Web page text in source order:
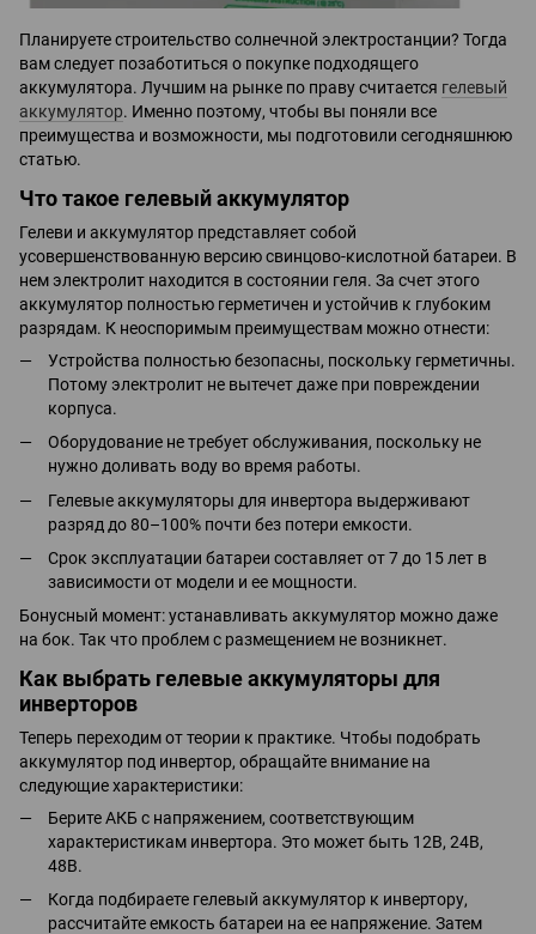
Планируете строительство солнечной электростанции? Тогда
вам следует позаботиться о покупке подходящего
аккумулятора. Лучшим на рынке по праву считается гелевый
аккумулятор. Именно поэтому, чтобы вы поняли все
преимущества и возможности, мы подготовили сегодняшнюю
статью.
Что такое гелевый аккумулятор
Гелеви и аккумулятор представляет собой
усовершенствованную версию свинцово-кислотной батареи. В
нем электролит находится в состоянии геля. За счет этого
аккумулятор полностью герметичен и устойчив к глубоким
разрядам. К неоспоримым преимуществам можно отнести:
Устройства полностью безопасны, поскольку герметичны.
Потому электролит не вытечет даже при повреждении
корпуса.
Оборудование не требует обслуживания, поскольку не
нужно доливать воду во время работы.
Гелевые аккумуляторы для инвертора выдерживают
разряд до 80–100% почти без потери емкости.
Срок эксплуатации батареи составляет от 7 до 15 лет в
зависимости от модели и ее мощности.
Бонусный момент: устанавливать аккумулятор можно даже
на бок. Так что проблем с размещением не возникнет.
Как выбрать гелевые аккумуляторы для
инверторов
Теперь переходим от теории к практике. Чтобы подобрать
аккумулятор под инвертор, обращайте внимание на
следующие характеристики:
Берите АКБ с напряжением, соответствующим
характеристикам инвертора. Это может быть 12В, 24В,
48В.
Когда подбираете гелевый аккумулятор к инвертору,
рассчитайте емкость батареи на ее напряжение. Затем